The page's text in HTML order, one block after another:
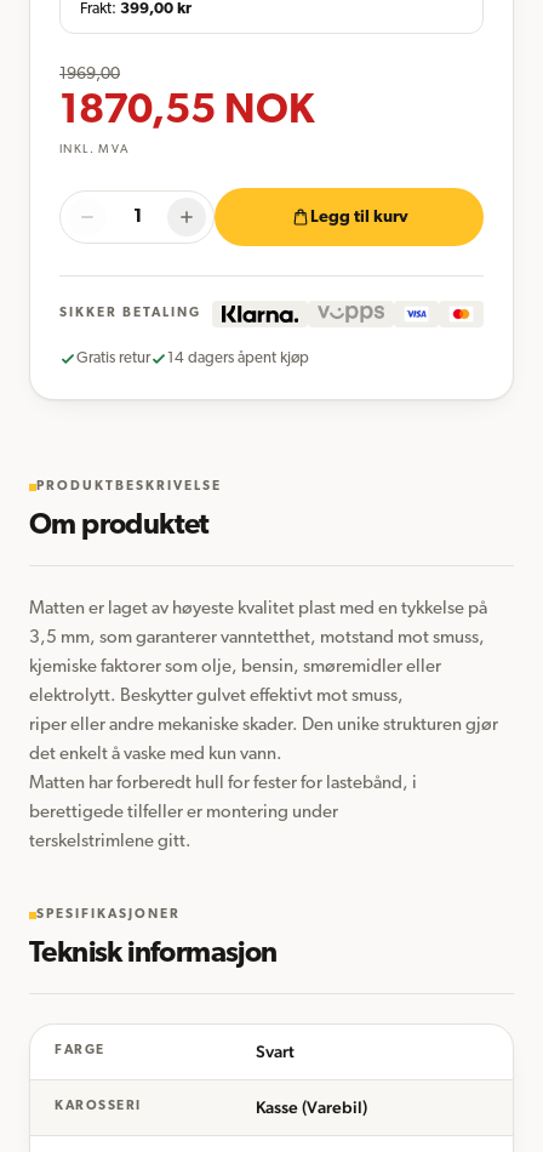
Frakt: 399,00 kr
1969,00
1870,55 NOK
INKL. MVA
Legg til kurv
SIKKER BETALING
Gratis retur 14 dagers åpent kjøp
PRODUKTBESKRIVELSE
Om produktet
Matten er laget av høyeste kvalitet plast med en tykkelse på
3,5 mm, som garanterer vanntetthet, motstand mot smuss,
kjemiske faktorer som olje, bensin, smøremidler eller
elektrolytt. Beskytter gulvet effektivt mot smuss,
riper eller andre mekaniske skader. Den unike strukturen gjør
det enkelt å vaske med kun vann.
Matten har forberedt hull for fester for lastebånd, i
berettigede tilfeller er montering under
terskelstrimlene gitt.
SPESIFIKASJONER
Teknisk informasjon
FARGE Svart
KAROSSERI Kasse (Varebil)